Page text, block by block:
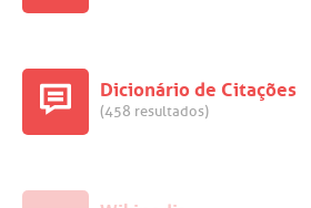
Dicionário de Citações
(458 resultados)